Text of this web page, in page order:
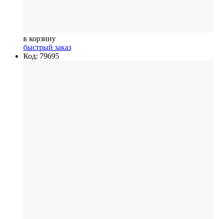
в корзину
быстрый заказ
Код: 79695